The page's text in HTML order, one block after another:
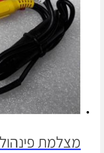
מצלמת פינהול